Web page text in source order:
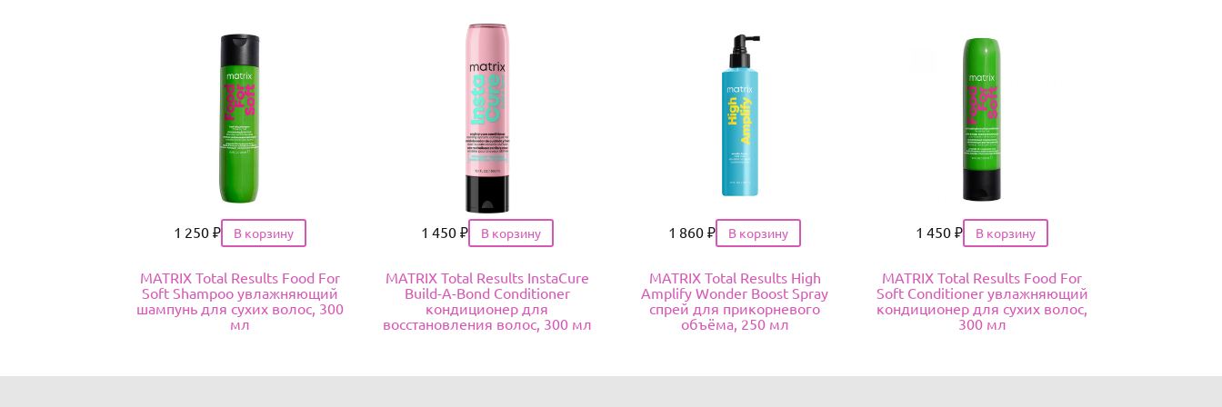
Цена
1 250 ₽
MATRIX Total Results Food For
Soft Shampoo увлажняющий
шампунь для сухих волос, 300
мл
Цена
1 450 ₽
MATRIX Total Results InstaCure
Build-A-Bond Conditioner
кондиционер для
восстановления волос, 300 мл
Цена
1 860 ₽
MATRIX Total Results High
Amplify Wonder Boost Spray
спрей для прикорневого
объёма, 250 мл
Цена
1 450 ₽
MATRIX Total Results Food For
Soft Conditioner увлажняющий
кондиционер для сухих волос,
300 мл